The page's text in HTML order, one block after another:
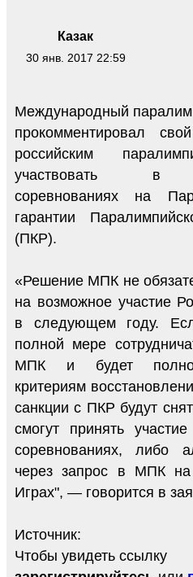
Казак
30 янв. 2017 22:59
Международный
прокомментировал
российским
участвовать в
соревнованиях на
гарантии
(ПКР).
«Решение МПК не
на возможное участие
в следующем году.
полной мере
МПК и будет
критериям
санкции с ПКР будут
смогут принять
соревнованиях, либо
через запрос в МПК на
Играх", — говорится в
Источник:
Чтобы увидеть ссылку